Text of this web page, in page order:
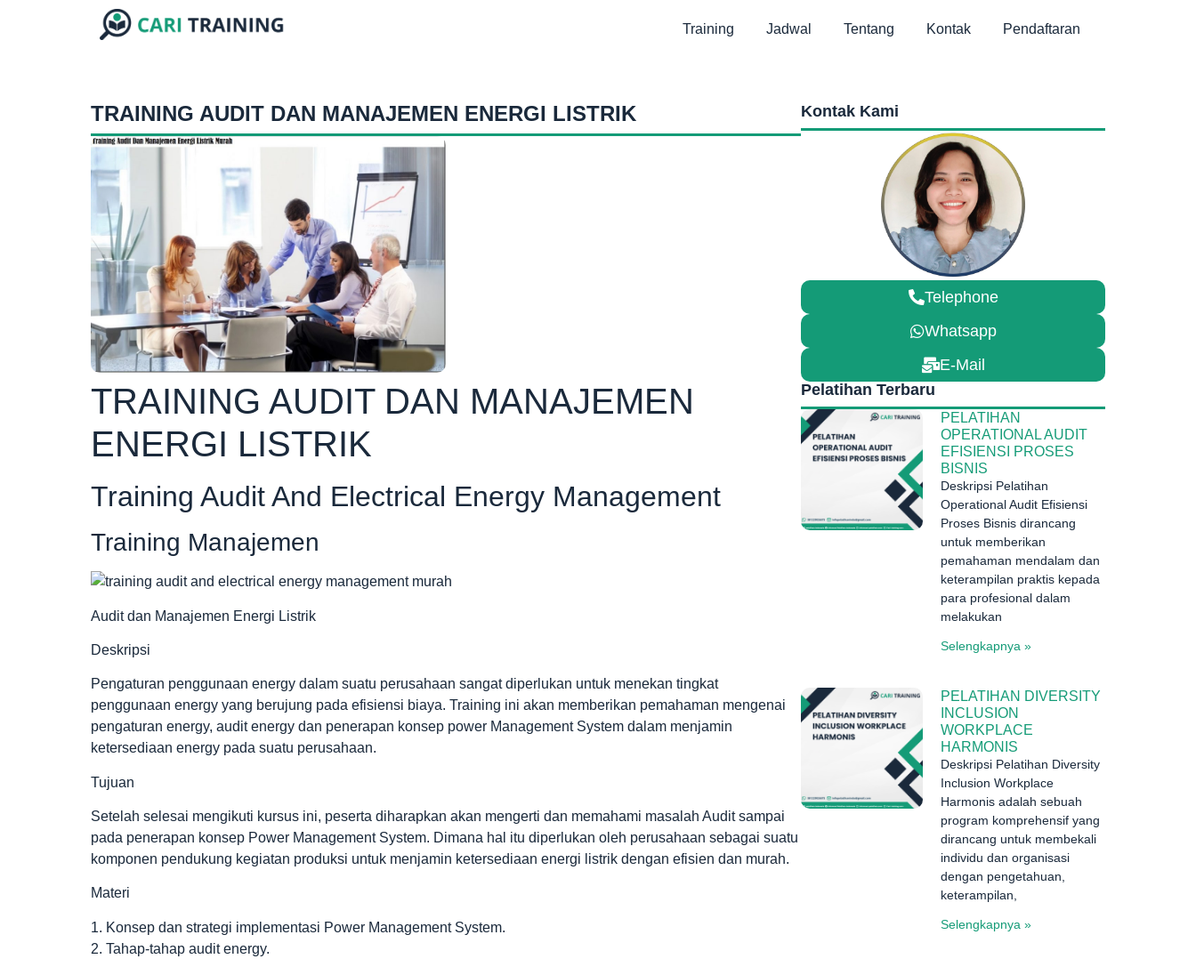
Training Jadwal Tentang Kontak Pendaftaran
TRAINING AUDIT DAN MANAJEMEN ENERGI LISTRIK
TRAINING AUDIT DAN MANAJEMEN
ENERGI LISTRIK
Training Audit And Electrical Energy Management
Training Manajemen
Audit dan Manajemen Energi Listrik
Deskripsi
Pengaturan penggunaan energy dalam suatu perusahaan sangat diperlukan untuk menekan tingkat
penggunaan energy yang berujung pada efisiensi biaya. Training ini akan memberikan pemahaman mengenai
pengaturan energy, audit energy dan penerapan konsep power Management System dalam menjamin
ketersediaan energy pada suatu perusahaan.
Tujuan
Setelah selesai mengikuti kursus ini, peserta diharapkan akan mengerti dan memahami masalah Audit sampai
pada penerapan konsep Power Management System. Dimana hal itu diperlukan oleh perusahaan sebagai suatu
komponen pendukung kegiatan produksi untuk menjamin ketersediaan energi listrik dengan efisien dan murah.
Materi
1. Konsep dan strategi implementasi Power Management System.
2. Tahap-tahap audit energy.
Kontak Kami
Telephone
Whatsapp
E-Mail
Pelatihan Terbaru
PELATIHAN
OPERATIONAL AUDIT
EFISIENSI PROSES
BISNIS
Deskripsi Pelatihan
Operational Audit Efisiensi
Proses Bisnis dirancang
untuk memberikan
pemahaman mendalam dan
keterampilan praktis kepada
para profesional dalam
melakukan
Selengkapnya »
PELATIHAN DIVERSITY
INCLUSION
WORKPLACE
HARMONIS
Deskripsi Pelatihan Diversity
Inclusion Workplace
Harmonis adalah sebuah
program komprehensif yang
dirancang untuk membekali
individu dan organisasi
dengan pengetahuan,
keterampilan,
Selengkapnya »